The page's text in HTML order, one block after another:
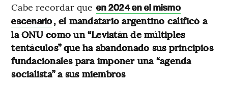
Cabe recordar que en 2024 en el mismo
escenario, el mandatario argentino calificó a
la ONU como un “Leviatán de múltiples
tentáculos” que ha abandonado sus principios
fundacionales para imponer una “agenda
socialista” a sus miembros